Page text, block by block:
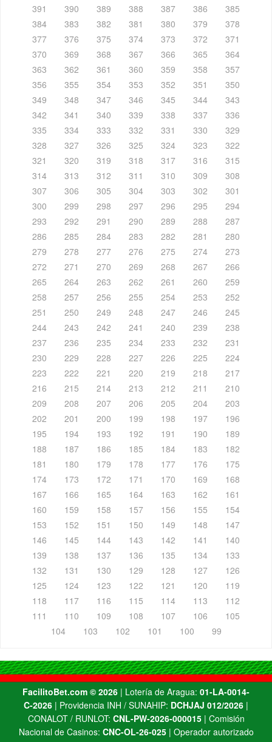
391
390 389 388 387 386
385
384
383 382 381 380 379
378
377
376 375 374 373 372
371
370
369 368 367 366 365
364
363
362 361 360 359 358
357
356
355 354 353 352 351
350
349
348 347 346 345 344
343
342
341 340 339 338 337
336
335
334 333 332 331 330
329
328
327 326 325 324 323
322
321
320 319 318 317 316
315
314
313 312 311 310 309
308
307
306 305 304 303 302
301
300
299 298 297 296 295
294
293
292 291 290 289 288
287
286
285 284 283 282 281
280
279
278 277 276 275 274
273
272
271 270 269 268 267
266
265
264 263 262 261 260
259
258
257 256 255 254 253
252
251
250 249 248 247 246
245
244
243 242 241 240 239
238
237
236 235 234 233 232
231
230
229 228 227 226 225
224
223
222 221 220 219 218
217
216
215 214 213 212 211
210
209
208 207 206 205 204
203
202
201 200 199 198 197
196
195
194 193 192 191 190
189
188
187 186 185 184 183
182
181
180 179 178 177 176
175
174
173 172 171 170 169
168
167
166 165 164 163 162
161
160
159 158 157 156 155
154
153
152 151 150 149 148
147
146
145 144 143 142 141
140
139
138 137 136 135 134
133
132
131 130 129 128 127
126
125
124 123 122 121 120
119
118
117 116 115 114 113
112
111
110 109 108 107 106
105
104
103 102 101 100 99
FacilitoBet.com ©️ 2026 | Lotería de Aragua: 01-LA-0014-
C-2026 | Providencia INH / SUNAHIP: DCHJAJ 012/2026 |
CONALOT / RUNLOT: CNL-PW-2026-000015| Comisión
Nacional de Casinos: CNC-OL-26-025| Operador autorizado